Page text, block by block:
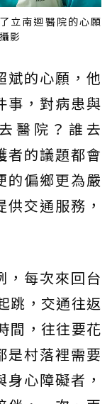
立南迴醫院的心願
影
斌的心願，他
事，對病患與
醫院？誰去
者的議題都會
的偏鄉更為嚴
交通服務，
，每次來回台
跳，交通往返
間，往往要花
是村落裡需要
心障礙者，